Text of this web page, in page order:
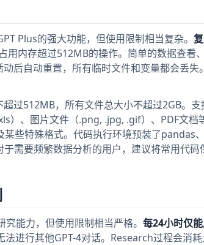
Plus的强大功能，但使用限制相当复杂。
用内存超过512MB的操作。简单的数据查看
后自动重置，所有临时文件和变量都会丢失
过512MB，所有文件总大小不超过2GB。支
）、图片文件（.png, .jpg, .gif）、PDF文档
些特殊格式。代码执行环境预装了pandas、
需要频繁数据分析的用户，建议将常用代码
能力，但使用限制相当严格。 每24小时仅
进行其他GPT-4对话。Research过程会消